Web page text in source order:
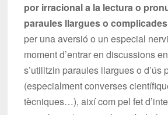
por irracional a la lectura o
paraules llargues o
per una aversió o un especial
moment d’entrar en discussions
s’utilitzin paraules llargues o d’ús
(especialment converses
tècniques…), així com pel fet